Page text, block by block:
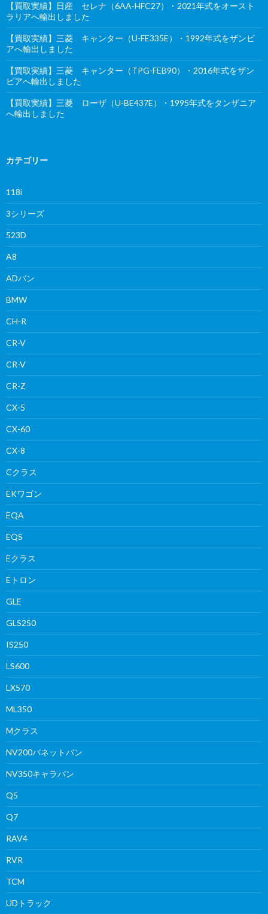
【買取実績】日産 セレナ（6AA-HFC27）・2021年式をオースト
ラリアへ輸出しました
【買取実績】三菱 キャンター（U-FE335E）・1992年式をザンビ
アへ輸出しました
【買取実績】三菱 キャンター（TPG-FEB90）・2016年式をザン
ビアへ輸出しました
【買取実績】三菱 ローザ（U-BE437E）・1995年式をタンザニア
へ輸出しました
カテゴリー
118i
3シリーズ
523D
A8
ADバン
BMW
CH-R
CR-V
CR-V
CR-Z
CX-5
CX-60
CX-8
Cクラス
EKワゴン
EQA
EQS
Eクラス
Eトロン
GLE
GLS250
IS250
LS600
LX570
ML350
Mクラス
NV200バネットバン
NV350キャラバン
Q5
Q7
RAV4
RVR
TCM
UDトラック